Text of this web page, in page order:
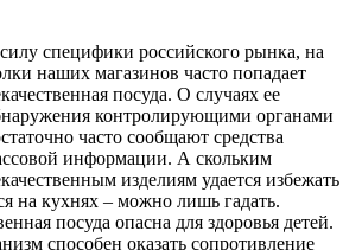
силу специфики российского рынка, на
наших магазинов часто попадает
посуда. О случаях ее
контролирующими органами
часто сообщают средства
информации. А скольким
изделиям удается избежать
на кухнях – можно лишь гадать.
посуда опасна для здоровья детей.
способен оказать сопротивление